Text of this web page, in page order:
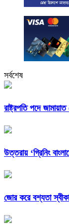
সর্বশেষ
রাষ্ট্রপতি পদে
উত্তরায় ‘গ্রিনিং
জোর করে বশ্যতা